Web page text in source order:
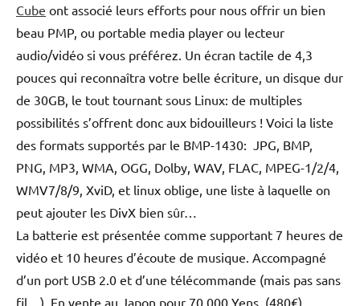
Cube ont associé leurs efforts pour nous offrir un bien
beau PMP, ou portable media player ou lecteur
audio/vidéo si vous préférez. Un écran tactile de 4,3
pouces qui reconnaîtra votre belle écriture, un disque dur
de 30GB, le tout tournant sous Linux: de multiples
possibilités s’offrent donc aux bidouilleurs ! Voici la liste
des formats supportés par le BMP-1430: JPG, BMP,
PNG, MP3, WMA, OGG, Dolby, WAV, FLAC, MPEG-1/2/4,
WMV7/8/9, XviD, et linux oblige, une liste à laquelle on
peut ajouter les DivX bien sûr…
La batterie est présentée comme supportant 7 heures de
vidéo et 10 heures d’écoute de musique. Accompagné
d’un port USB 2.0 et d’une télécommande (mais pas sans
fil…). En vente au Japon pour 70,000 Yens, (480€).